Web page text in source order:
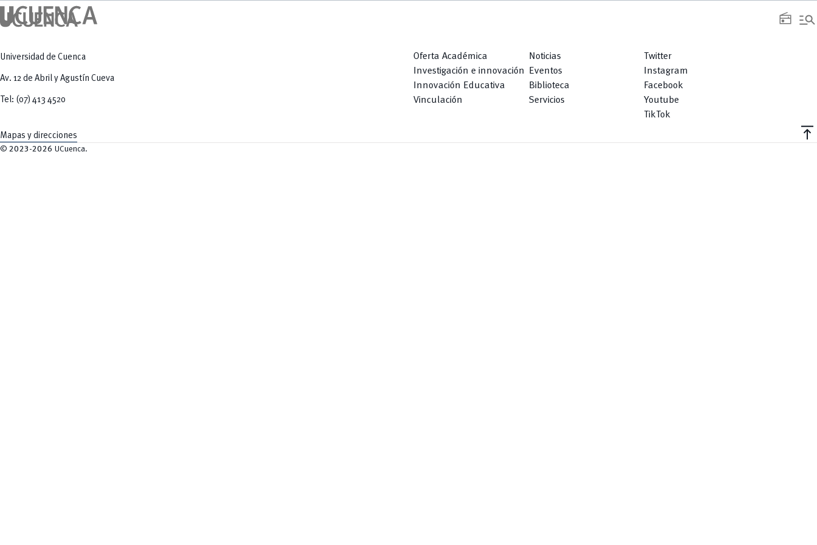
radio manage_search
Universidad de Cuenca
Av. 12 de Abril y Agustín Cueva
Tel: (07) 413 4520
Mapas y direcciones
Oferta Académica
Investigación e innovación
Innovación Educativa
Vinculación
Noticias
Eventos
Biblioteca
Servicios
Twitter
Instagram
Facebook
Youtube
TikTok
vertical_align_top
© 2023-2026 UCuenca.